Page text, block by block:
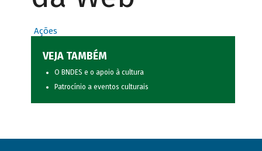
Ações
VEJA TAMBÉM
O BNDES e o apoio à cultura
Patrocínio a eventos culturais